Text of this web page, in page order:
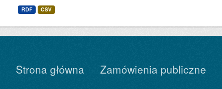
RDF CSV
Strona główna
Zamówienia publiczne